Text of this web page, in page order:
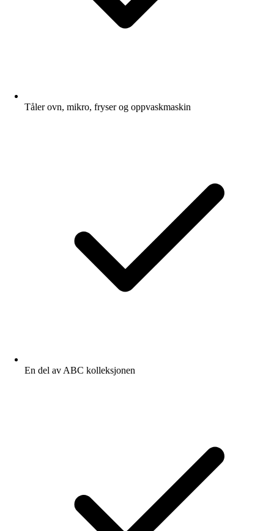
Tåler ovn, mikro, fryser og oppvaskmaskin
En del av ABC kolleksjonen